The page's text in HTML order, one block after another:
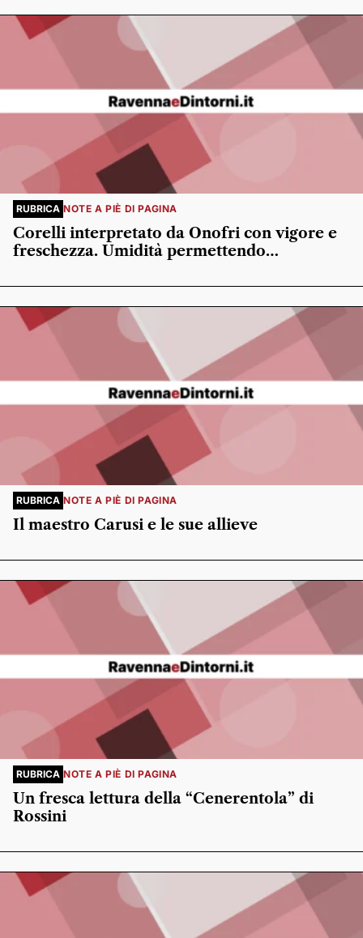
RUBRICA NOTE A PIÈ DI PAGINA
Corelli interpretato da Onofri con vigore e
freschezza. Umidità permettendo…
RUBRICA NOTE A PIÈ DI PAGINA
Il maestro Carusi e le sue allieve
RUBRICA NOTE A PIÈ DI PAGINA
Un fresca lettura della “Cenerentola” di
Rossini